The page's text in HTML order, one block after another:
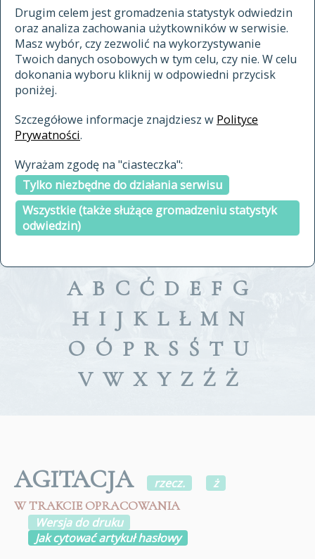
Drugim celem jest gromadzenia statystyk odwiedzin
oraz analiza zachowania użytkowników w serwisie.
Masz wybór, czy zezwolić na wykorzystywanie
Twoich danych osobowych w tym celu, czy nie. W celu
dokonania wyboru kliknij w odpowiedni przycisk
poniżej.
Szczegółowe informacje znajdziesz w Polityce
Prywatności.
Wyrażam zgodę na "ciasteczka":
Tylko niezbędne do działania serwisu
Wszystkie (także służące gromadzeniu statystyk
odwiedzin)
materiały archiwalne
cytowanie
kontakt
indeksie
a fronte
a tergo
A B C Ć D E F G
H I J K L Ł M N
O Ó P R S Ś T U
V W X Y Z Ź Ż
AGITACJA rzecz.
ż
W TRAKCIE OPRACOWANIA
Wersja do druku
Jak cytować artykuł hasłowy